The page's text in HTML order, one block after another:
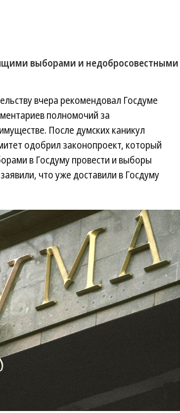
выборами и недобросовестными
вчера рекомендовал Госдуме
полномочий за
После думских каникул
одобрил законопроект, который
в Госдуму провести и выборы
что уже доставили в Госдуму